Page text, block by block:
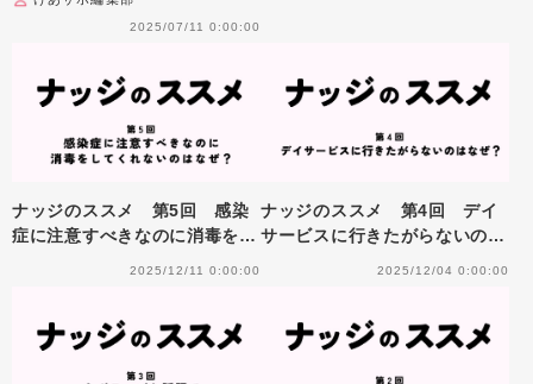
2025/07/11 0:00:00
ナッジのススメ 第5回 感染
症に注意すべきなのに消毒をし
2025/12/11 0:00:00
ナッジのススメ 第4回 デイ
サービスに行きたがらないのは
2025/12/04 0:00:00